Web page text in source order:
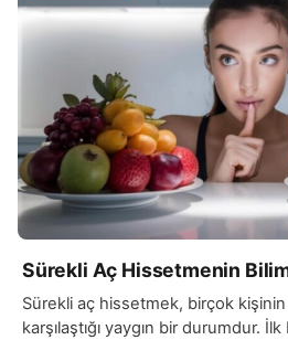
Sürekli Aç Hissetmenin
Sürekli aç hissetmek, birçok
karşılaştığı yaygın bir durumdur.